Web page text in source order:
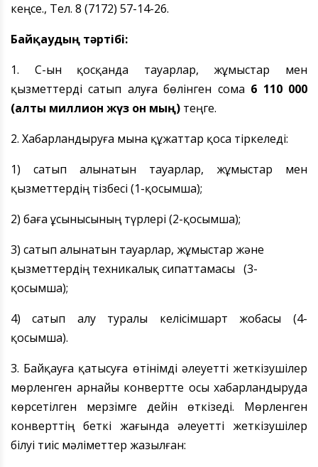
кеңсе., Тел. 8 (7172) 57-14-26.
Байқаудың тәртібі:
1. ҚҚС-ын қосқанда тауарлар, жұмыстар мен
қызметтерді сатып алуға бөлінген сома 6 110 000
(алты миллион жүз он мың) теңге.
2. Хабарландыруға мына құжаттар қоса тіркеледі:
1) сатып алынатын тауарлар, жұмыстар мен
қызметтердің тізбесі (1-қосымша);
2) баға ұсынысының түрлері (2-қосымша);
3) сатып алынатын тауарлар, жұмыстар және
қызметтердің техникалық сипаттамасы (3-
қосымша);
4) сатып алу туралы келісімшарт жобасы (4-
қосымша).
3. Байқауға қатысуға өтінімді әлеуетті жеткізушілер
мөрленген арнайы конвертте осы хабарландыруда
көрсетілген мерзімге дейін өткізеді. Мөрленген
конверттің беткі жағында әлеуетті жеткізушілер
білуі тиіс мәліметтер жазылған: